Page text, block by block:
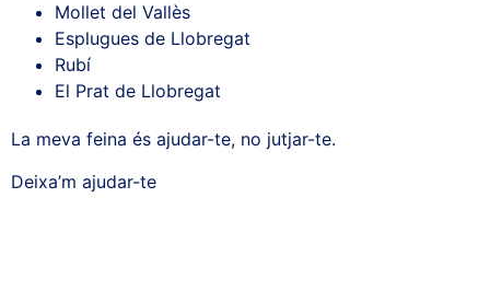
Mollet del Vallès
Esplugues de Llobregat
Rubí
El Prat de Llobregat
La meva feina és ajudar-te, no jutjar-te.
Deixa’m ajudar-te